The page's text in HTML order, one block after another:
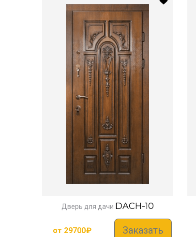
Дверь для дачи DACH-10
от 29700₽ Заказать